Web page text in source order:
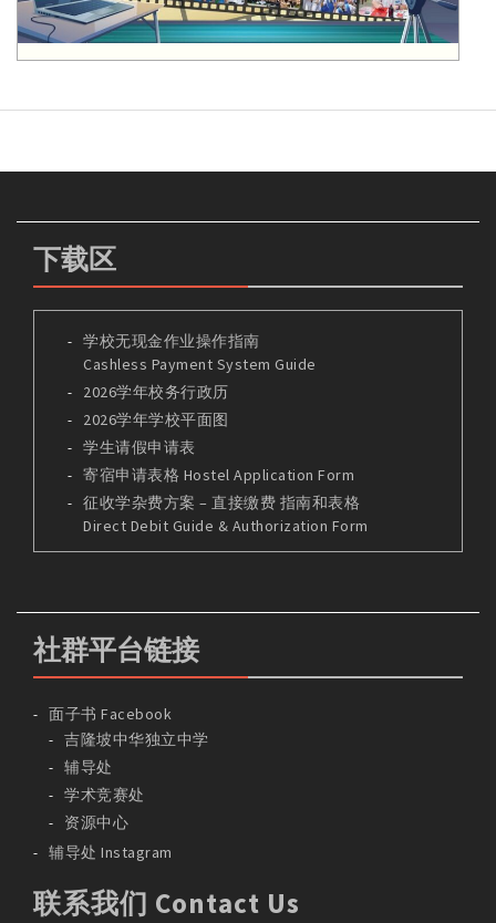
下载区
学校无现金作业操作指南
Cashless Payment System Guide
2026学年校务行政历
2026学年学校平面图
学生请假申请表
寄宿申请表格 Hostel Application Form
征收学杂费方案 – 直接缴费 指南和表格
Direct Debit Guide & Authorization Form
社群平台链接
面子书 Facebook
吉隆坡中华独立中学
辅导处
学术竞赛处
资源中心
辅导处 Instagram
联系我们 Contact Us